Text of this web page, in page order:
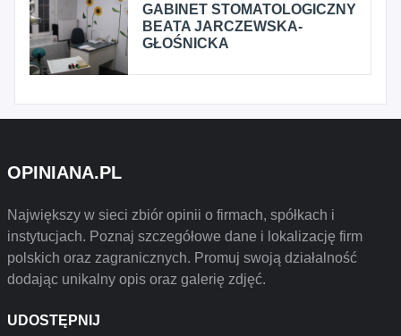
GABINET STOMATOLOGICZNY
BEATA JARCZEWSKA-
GŁOŚNICKA
OPINIANA.PL
Największy w sieci zbiór opinii o firmach, spółkach i
instytucjach. Poznaj szczegółowe dane i lokalizację firm
polskich oraz zagranicznych. Promuj swoją działalność
dodając unikalny opis oraz galerię zdjęć.
UDOSTĘPNIJ